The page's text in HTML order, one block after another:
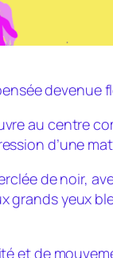
devenue
au centre
d’une
de noir,
grands yeux
de